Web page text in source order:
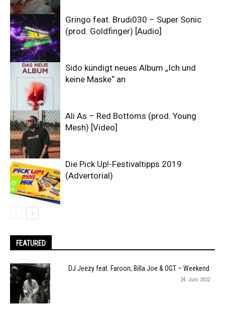
Gringo feat. Brudi030 – Super Sonic
(prod. Goldfinger) [Audio]
Sido kündigt neues Album „Ich und
keine Maske“ an
Ali As – Red Bottoms (prod. Young
Mesh) [Video]
Die Pick Up!-Festivaltipps 2019
(Advertorial)
FEATURED
DJ Jeezy feat. Faroon, Billa Joe & OGT – Weekend
24. Juni 2022